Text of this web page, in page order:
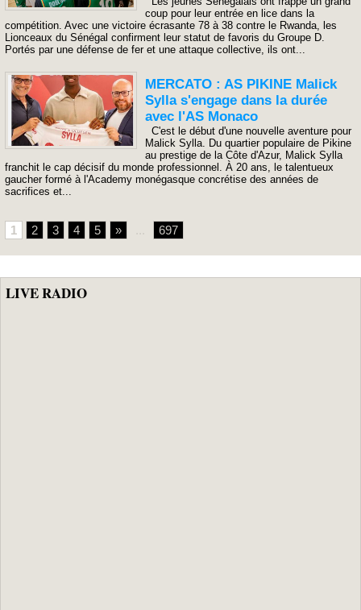
coup pour leur entrée en lice dans la
compétition. Avec une victoire écrasante 78 à 38 contre le Rwanda, les
Lionceaux du Sénégal confirment leur statut de favoris du Groupe D.
Portés par une défense de fer et une attaque collective, ils ont...
MERCATO : AS PIKINE Malick
Sylla s'engage dans la durée
avec l'AS Monaco
C'est le début d'une nouvelle aventure pour
Malick Sylla. Du quartier populaire de Pikine
au prestige de la Côte d'Azur, Malick Sylla
franchit le cap décisif du monde professionnel. À 20 ans, le talentueux
gaucher formé à l'Academy monégasque concrétise des années de
sacrifices et...
1 2 3 4 5 » 697
LIVE RADIO